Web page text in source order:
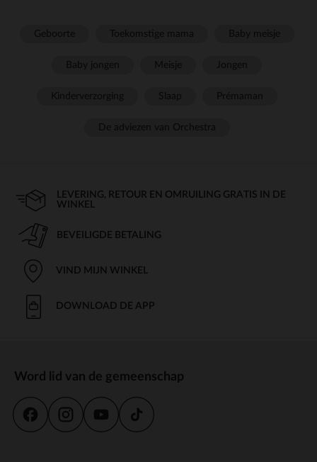
LEVERING, RETOUR EN OMRUILING GRATIS IN DE
WINKEL
BEVEILIGDE BETALING
VIND MIJN WINKEL
DOWNLOAD DE APP
Word lid van de gemeenschap